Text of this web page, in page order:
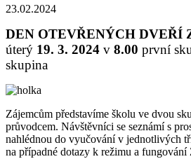
23.02.2024
DEN OTEVŘENÝCH DVEŘÍ
úterý 19. 3. 2024 v 8.00 první
skupina
Zájemcům představíme školu ve dvou
průvodcem. Návštěvníci se seznámí s
nahlédnou do vyučování v jednotlivých
na případné dotazy k režimu a fungování